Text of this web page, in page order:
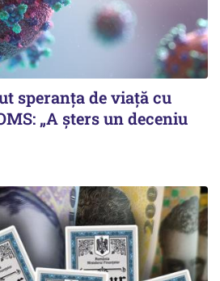
speranţa de viaţă cu
„A şters un deceniu